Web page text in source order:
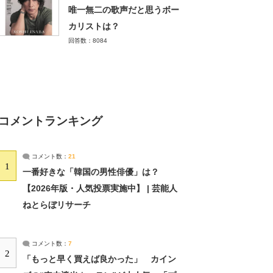
唯一無二の歌声だと思うボー
カリストは？
回答数：8084
コメントランキング
1
コメント数： 21
一番好きな「韓国の男性俳優」は？
【2026年版・人気投票実施中】 | 芸能人
ねとらぼリサーチ
2
コメント数： 7
「もっと早く買えば良かった」 カイン